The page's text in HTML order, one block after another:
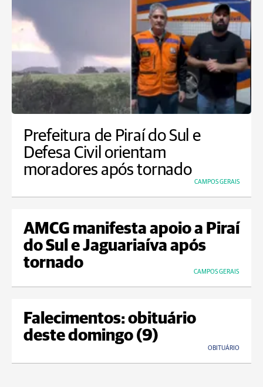
Prefeitura de Piraí do Sul e
Defesa Civil orientam
moradores após tornado
CAMPOS GERAIS
AMCG manifesta apoio a Piraí
do Sul e Jaguariaíva após
tornado
CAMPOS GERAIS
Falecimentos: obituário
deste domingo (9)
OBITUÁRIO